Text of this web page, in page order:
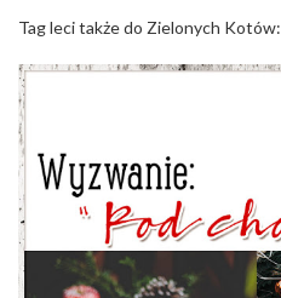
Tag leci także do Zielonych Kotów: